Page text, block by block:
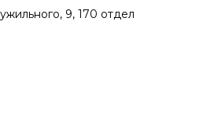
9, 170 отдел